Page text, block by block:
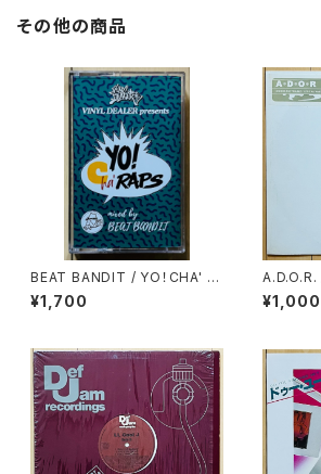
その他の商品
BEAT BANDIT / YO！CHA' R
APS
¥1,700
MIX)
¥1,000